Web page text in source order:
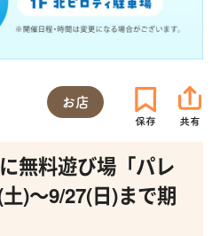
お店
無料遊び場「パレ
)～9/27(日)まで期